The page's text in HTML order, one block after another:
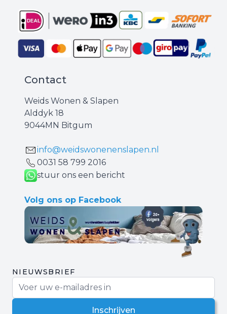
Contact
Weids Wonen & Slapen
Alddyk 18
9044MN Bitgum
info@weidswonenenslapen.nl
0031 ‪58 799 2016‬
stuur ons een bericht
Volg ons op Facebook
NIEUWSBRIEF
Inschrijven